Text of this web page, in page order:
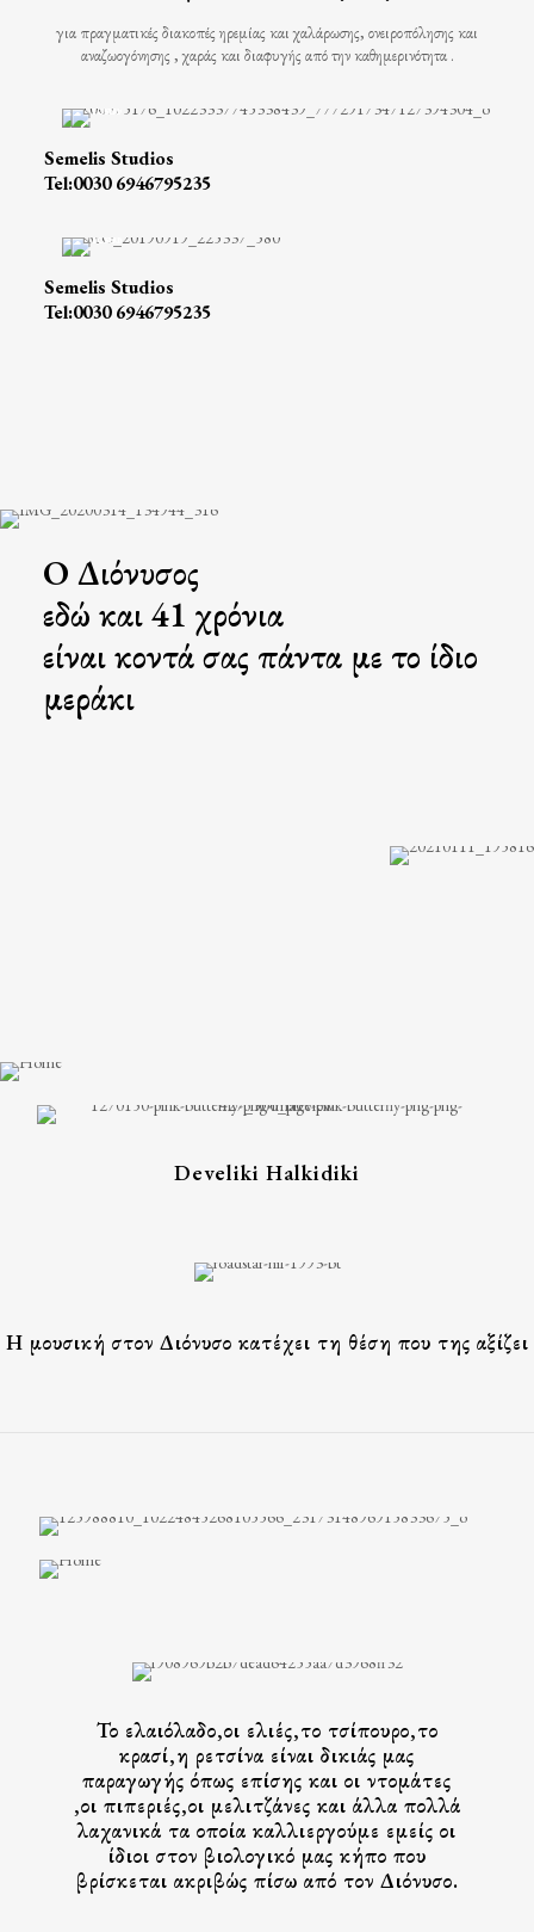
για πραγματικές διακοπές ηρεμίας και χαλάρωσης, ονειροπόλησης και
αναζωογόνησης , χαράς και διαφυγής από την καθημερινότητα .
Semelis Studios
Tel:0030 6946795235
Semelis Studios
Tel:0030 6946795235
Ο Διόνυσος
εδώ και 41 χρόνια
είναι κοντά σας πάντα με το ίδιο
μεράκι
Develiki Halkidiki
Η μουσική στον Διόνυσο κατέχει τη θέση που της αξίζει
Το ελαιόλαδο,οι ελιές,το τσίπουρο,το
κρασί,η ρετσίνα είναι δικιάς μας
παραγωγής όπως επίσης και οι ντομάτες
,οι πιπεριές,οι μελιτζάνες και άλλα πολλά
λαχανικά τα οποία καλλιεργούμε εμείς οι
ίδιοι στον βιολογικό μας κήπο που
βρίσκεται ακριβώς πίσω από τον Διόνυσο.